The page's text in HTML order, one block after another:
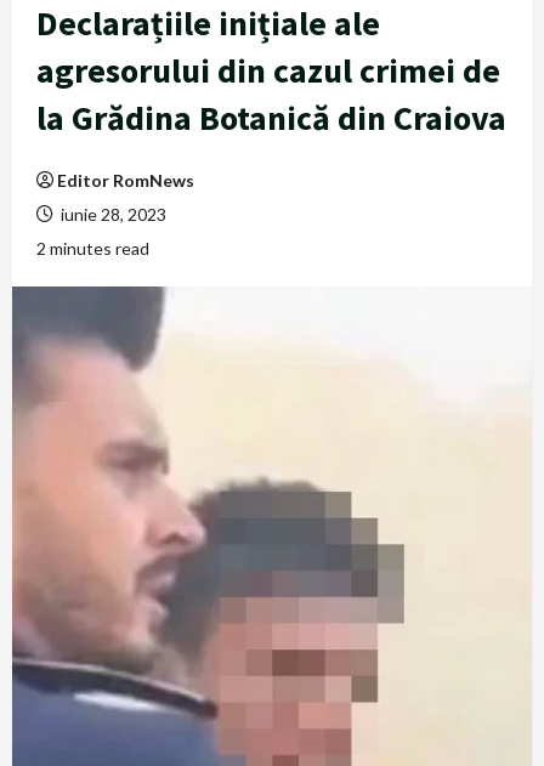
Declarațiile inițiale ale
agresorului din cazul crimei de
la Grădina Botanică din Craiova
Editor RomNews
iunie 28, 2023
2 minutes read